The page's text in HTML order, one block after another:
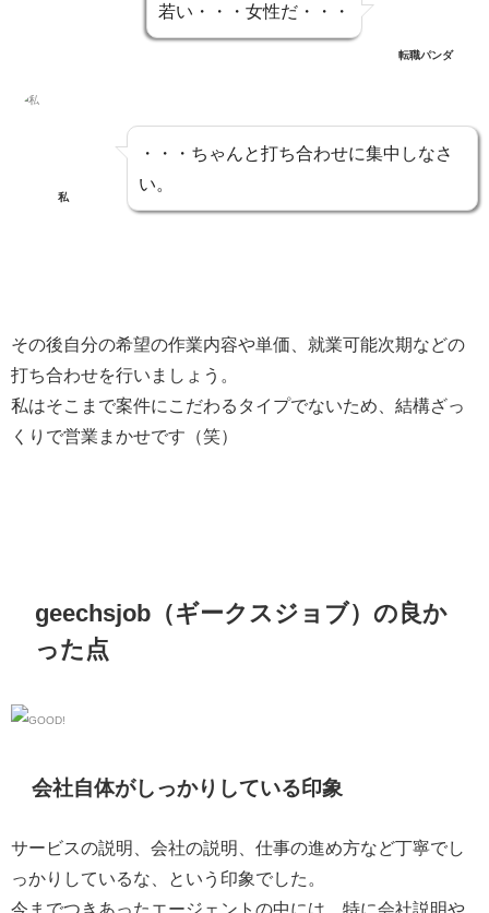
若い・・・女性だ・・・
転職パンダ
私
・・・ちゃんと打ち合わせに集中しなさ
い。
その後自分の希望の作業内容や単価、就業可能次期などの
打ち合わせを行いましょう。
私はそこまで案件にこだわるタイプでないため、結構ざっ
くりで営業まかせです（笑）
geechsjob（ギークスジョブ）の良か
った点
会社自体がしっかりしている印象
サービスの説明、会社の説明、仕事の進め方など丁寧でし
っかりしているな、という印象でした。
今までつきあったエージェントの中には、特に会社説明や